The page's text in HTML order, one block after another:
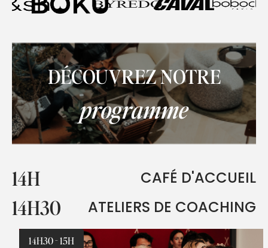
DÉCOUVREZ NOTRE
programme
14H CAFÉ D'ACCUEIL
14H30 ATELIERS DE COACHING
14H30 - 15H